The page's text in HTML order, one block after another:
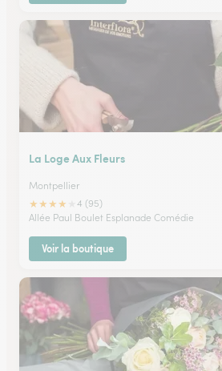
La Loge Aux Fleurs
Montpellier
★★★★
4 (95)
Allée Paul Boulet Esplanade Comédie
Voir la boutique